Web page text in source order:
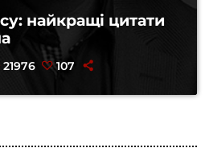
найкращі цитати
21976 107